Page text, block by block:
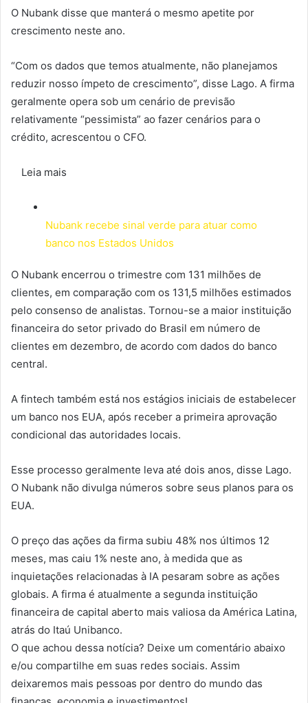
O Nubank disse que manterá o mesmo apetite por
crescimento neste ano.
“Com os dados que temos atualmente, não planejamos
reduzir nosso ímpeto de crescimento”, disse Lago. A firma
geralmente opera sob um cenário de previsão
relativamente “pessimista” ao fazer cenários para o
crédito, acrescentou o CFO.
Leia mais
Nubank recebe sinal verde para atuar como
banco nos Estados Unidos
O Nubank encerrou o trimestre com 131 milhões de
clientes, em comparação com os 131,5 milhões estimados
pelo consenso de analistas. Tornou-se a maior instituição
financeira do setor privado do Brasil em número de
clientes em dezembro, de acordo com dados do banco
central.
A fintech também está nos estágios iniciais de estabelecer
um banco nos EUA, após receber a primeira aprovação
condicional das autoridades locais.
Esse processo geralmente leva até dois anos, disse Lago.
O Nubank não divulga números sobre seus planos para os
EUA.
O preço das ações da firma subiu 48% nos últimos 12
meses, mas caiu 1% neste ano, à medida que as
inquietações relacionadas à IA pesaram sobre as ações
globais. A firma é atualmente a segunda instituição
financeira de capital aberto mais valiosa da América Latina,
atrás do Itaú Unibanco.
O que achou dessa notícia? Deixe um comentário abaixo
e/ou compartilhe em suas redes sociais. Assim
deixaremos mais pessoas por dentro do mundo das